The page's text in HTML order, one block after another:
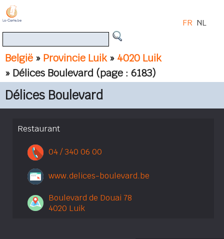
België » Provincie Luik» 4020 Luik
» Délices Boulevard (page : 6183)
FR NL
Délices Boulevard
Restaurant
04 / 340 06 00
www.delices-boulevard.be
Boulevard de Douai 78
4020 Luik